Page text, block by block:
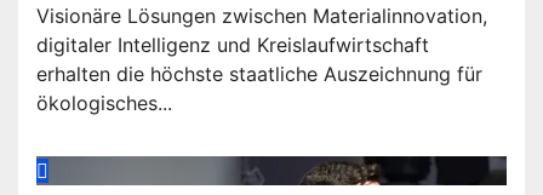
Visionäre Lösungen zwischen Materialinnovation,
digitaler Intelligenz und Kreislaufwirtschaft
erhalten die höchste staatliche Auszeichnung für
ökologisches...